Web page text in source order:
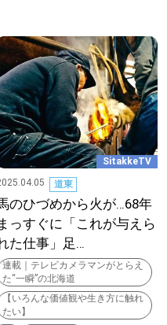
れたい】
】
札幌市
い】
SitakkeTV
道東
のひづめから火が…68年
っすぐに「これが与えら
た仕事」足…
連載｜テレビカメラマンがとらえ
た“一瞬”の北海道
【いろんな価値観や生き方に触れ
たい】